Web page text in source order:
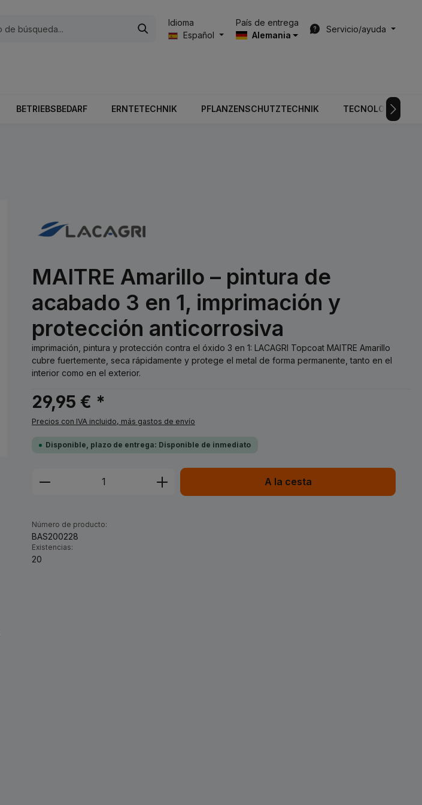
Idioma
Español
País de entrega
Alemania
Servicio/ayuda
BETRIEBSBEDARF ERNTETECHNIK PFLANZENSCHUTZTECHNIK TECNOLOGÍA DE
MAITRE Amarillo – pintura de
acabado 3 en 1, imprimación y
protección anticorrosiva
imprimación, pintura y protección contra el óxido 3 en 1: LACAGRI Topcoat MAITRE Amarillo
cubre fuertemente, seca rápidamente y protege el metal de forma permanente, tanto en el
interior como en el exterior.
29,95 € *
Precios con IVA incluido, más gastos de envío
Disponible, plazo de entrega: Disponible de inmediato
Cantidad del producto: introduce la cantidad deseada
A la cesta
Número de producto:
BAS200228
Existencias:
20